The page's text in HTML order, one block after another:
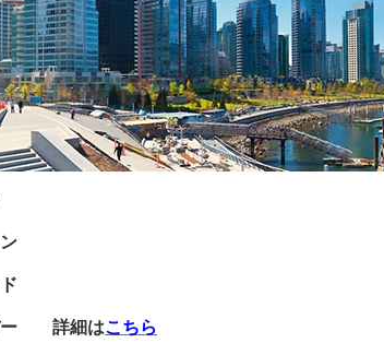
バー 詳細はこちら